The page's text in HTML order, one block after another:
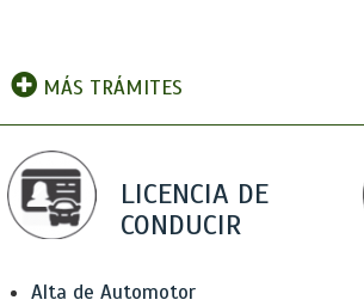
MÁS TRÁMITES
LICENCIA DE
CONDUCIR
Alta de Automotor